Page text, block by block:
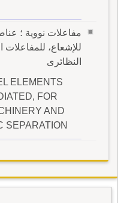
مفاعلات نووية ؛
للإشعاع، للمفاعلات
النظائرى
ELEMENTS
FOR
AND
SEPARATION